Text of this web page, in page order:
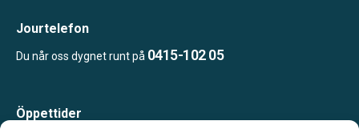
Jourtelefon
Du når oss dygnet runt på 0415-102 05
Öppettider